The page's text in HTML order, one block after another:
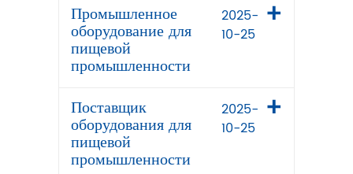
Промышленное
оборудование для
пищевой
промышленности
2025-
10-25
Поставщик
оборудования для
пищевой
промышленности
2025-
10-25